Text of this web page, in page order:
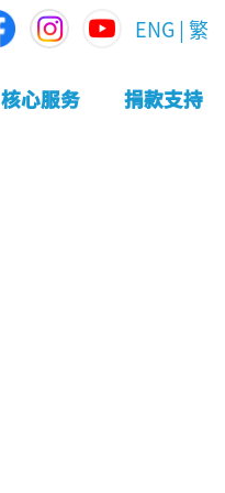
ENG | 繁
核心服务 捐款支持